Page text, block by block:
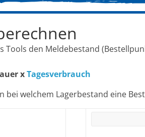
Tools den Meldebestand
xTagesverbrauch
bei welchem Lagerbestand eine